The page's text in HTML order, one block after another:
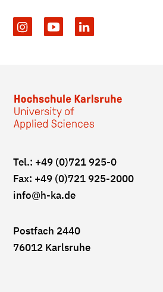
Tel.: +49 (0)721 925-0
Fax: +49 (0)721 925-2000
info@h-ka.de
Postfach 2440
76012 Karlsruhe